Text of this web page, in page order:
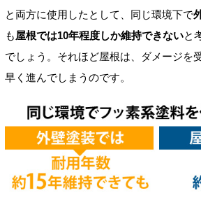
と両方に使用したとして、同じ環境下で
も屋根では10年程度しか維持できないと
でしょう。それほど屋根は、ダメージを
早く進んでしまうのです。